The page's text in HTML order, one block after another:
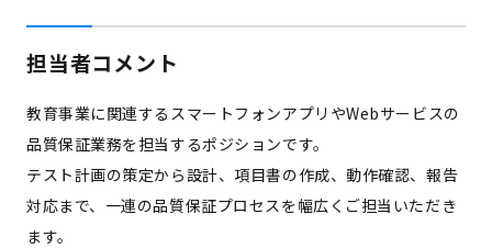
担当者コメント
教育事業に関連するスマートフォンアプリやWebサービスの
品質保証業務を担当するポジションです。
テスト計画の策定から設計、項目書の作成、動作確認、報告
対応まで、一連の品質保証プロセスを幅広くご担当いただき
ます。